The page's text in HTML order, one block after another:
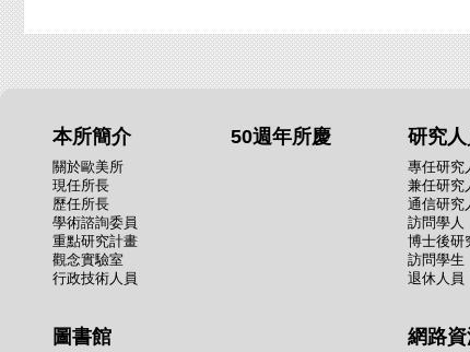
本所簡介
關於歐美所
現任所長
歷任所長
學術諮詢委員
重點研究計畫
觀念實驗室
行政技術人員
50週年所慶 研究人
專任研究
兼任研究
通信研究
訪問學人
博士後研
訪問學生
退休人員
圖書館 網路